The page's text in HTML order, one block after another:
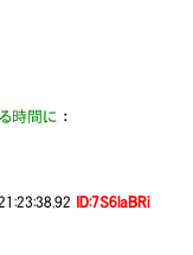
時間に ：
ID:7S6laBRi